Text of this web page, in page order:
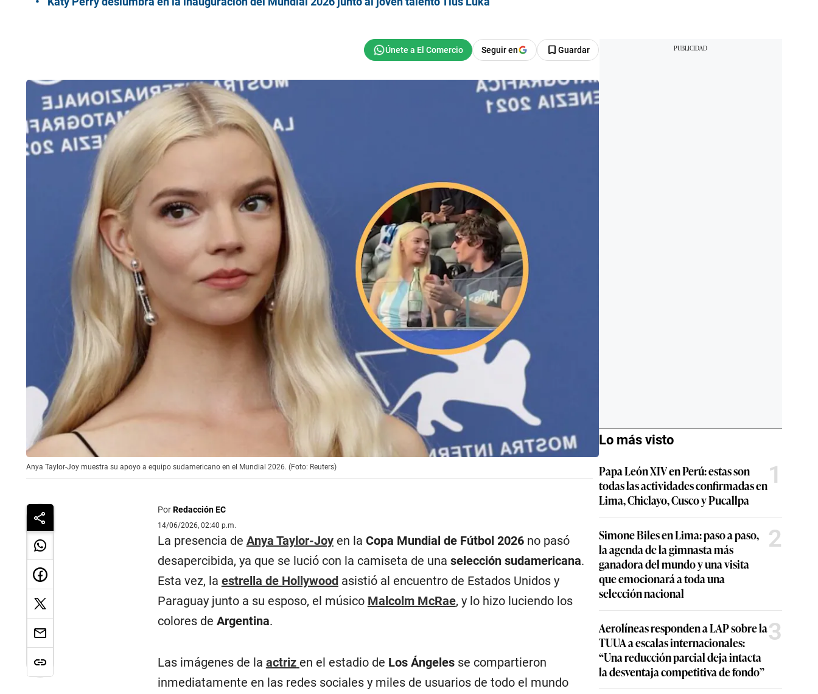
Seguir en Guardar
Anya Taylor-Joy muestra su apoyo a equipo sudamericano en el Mundial 2026. (Foto: Reuters)
PorRedacción EC
14/06/2026, 02:40 p.m.
La presencia de Anya Taylor-Joyen la Copa Mundial de Fútbol 2026no pasó
desapercibida, ya que se lució con la camiseta de una selección sudamericana.
Esta vez, la estrella de Hollywoodasistió al encuentro de Estados Unidos y
Paraguay junto a su esposo, el músico Malcolm McRae, y lo hizo luciendo los
colores de Argentina.
Las imágenes de la actriz en el estadio de Los Ángelesse compartieron
inmediatamente en las redes sociales y miles de usuarios de todo el mundo
Lo más visto
Papa León XIV en Perú: estas son
todas las actividades confirmadas en
Lima, Chiclayo, Cusco y Pucallpa
1
Simone Biles en Lima: paso a paso,
la agenda de la gimnasta más
ganadora del mundo y una visita
que emocionará a toda una
selección nacional
2
Aerolíneas responden a LAP sobre la
TUUA a escalas internacionales:
“Una reducción parcial deja intacta
la desventaja competitiva de fondo”
3